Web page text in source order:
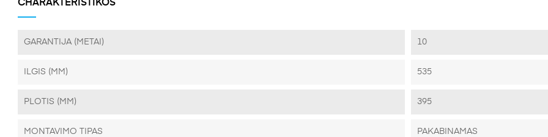
CHARAKTERISTIKOS
GARANTIJA (METAI) 10
ILGIS (MM) 535
PLOTIS (MM) 395
MONTAVIMO TIPAS PAKABINAMAS